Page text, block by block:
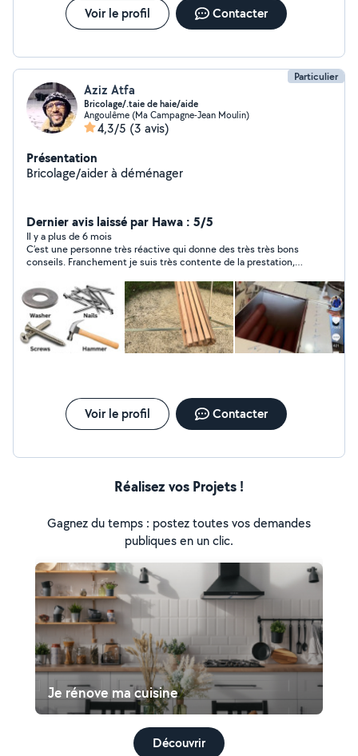
Voir le profil Contacter
Particulier
Aziz Atfa
Bricolage/.taie de haie/aide
Angoulême (Ma Campagne-Jean Moulin)
4,3/5 (3 avis)
Présentation
Bricolage/aider à déménager
Dernier avis laissé par Hawa : 5/5
Il y a plus de 6 mois
C’est une personne très réactive qui donne des très très bons
conseils. Franchement je suis très contente de la prestation,
Voir le profil Contacter
Réalisez vos Projets !
Gagnez du temps : postez toutes vos demandes
publiques en un clic.
Je rénove ma cuisine
Découvrir